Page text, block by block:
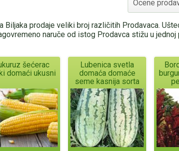
Ocene
Biljaka prodaje veliki broj različitih Prodavaca.
naruče od istog Prodavca stižu u
šećerac
domaći ukusni
Lubenica svetla
domaća domaće
seme kasnija sorta